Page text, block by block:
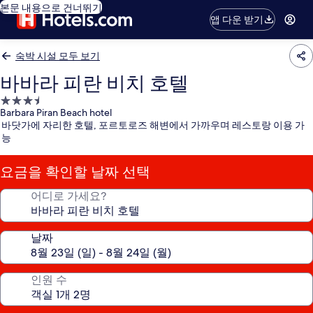
본문 내용으로 건너뛰기
앱 다운 받기
숙박 시설 모두 보기
바바라 피란 비치 호텔
3.5
성
급
숙
시
설
Barbara Piran Beach hotel
바닷가에 자리한 호텔, 포르토로즈 해변에서 가까우며 레스토랑 이용 가
능
요금을 확인할 날짜 선택
어디로 가세요?
날짜
인원 수